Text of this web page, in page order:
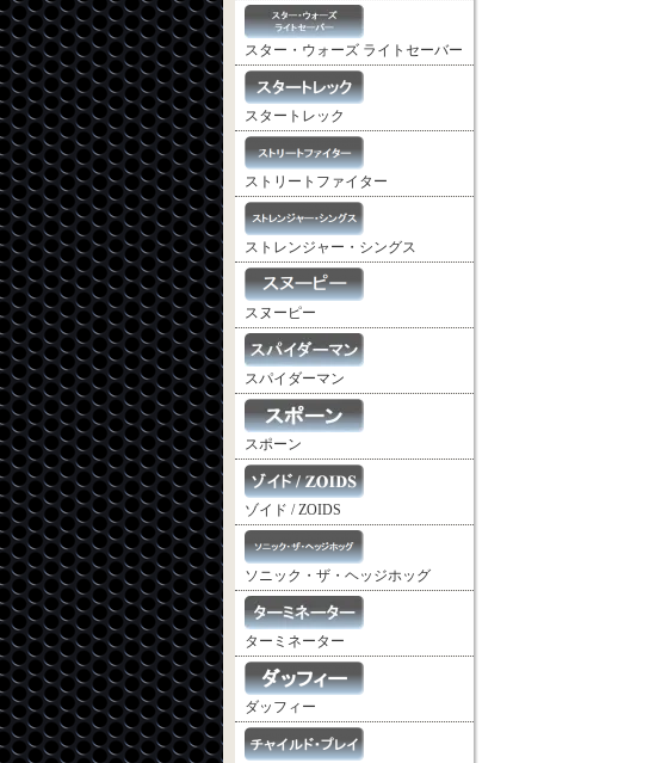
スター・ウォーズ ライトセーバー
スタートレック
ストリートファイター
ストレンジャー・シングス
スヌーピー
スパイダーマン
スポーン
ゾイド / ZOIDS
ソニック・ザ・ヘッジホッグ
ターミネーター
ダッフィー